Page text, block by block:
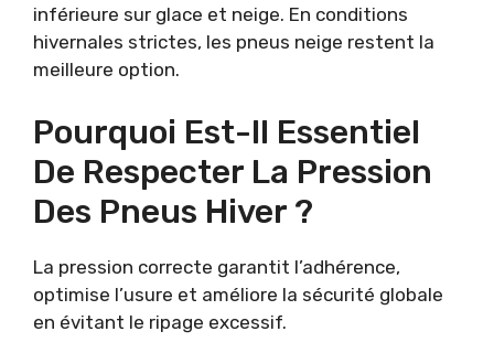
inférieure sur glace et neige. En conditions
hivernales strictes, les pneus neige restent la
meilleure option.
Pourquoi Est-Il Essentiel
De Respecter La Pression
Des Pneus Hiver ?
La pression correcte garantit l’adhérence,
optimise l’usure et améliore la sécurité globale
en évitant le ripage excessif.